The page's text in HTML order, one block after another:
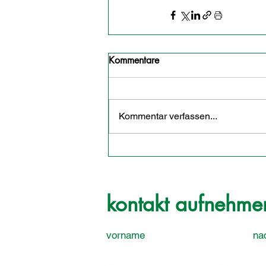
Kommentare
Kommentar verfassen...
kontakt
vorname